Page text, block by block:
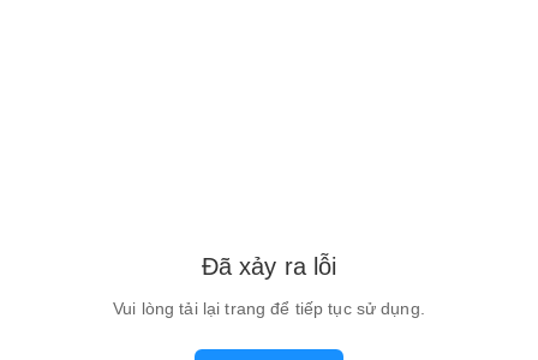
Đã xảy ra lỗi
Vui lòng tải lại trang để tiếp tục sử dụng.